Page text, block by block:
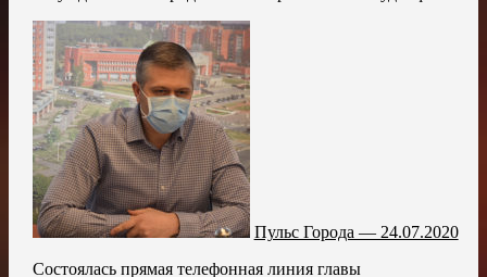
Пульс Города — 24.07.2020
Состоялась прямая телефонная линия главы